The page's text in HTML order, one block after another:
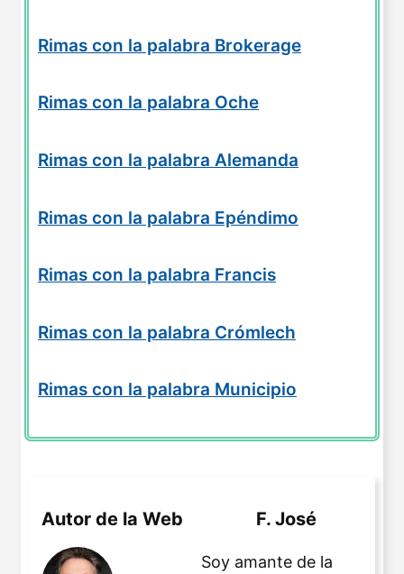
Rimas con la palabra Brokerage
Rimas con la palabra Oche
Rimas con la palabra Alemanda
Rimas con la palabra Epéndimo
Rimas con la palabra Francis
Rimas con la palabra Crómlech
Rimas con la palabra Municipio
Autor de la Web F. José
Soy amante de la